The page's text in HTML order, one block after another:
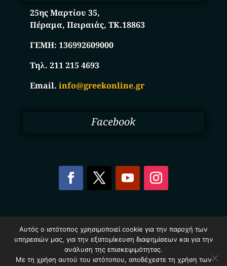
25ης Μαρτίου 35,
Πέραμα, Πειραιάς, ΤΚ.18863
ΓΕΜΗ:136992609000
Τηλ. 211 215 4693
Email.info@greekonline.gr
Facebook
Επιχειρήσεων Ελλάδας – Greekonline.gr. All Rights
Reserved.
Όροι & Προυποθέσεις–Προστασία Προσωπικών
Δεδομένων–Πολιτική Cookies
Αυτός ο ιστότοπος χρησιμοποιεί cookie για την παροχή των
υπηρεσιών μας, για την εξατομίκευση διαφημίσεων και για την
ανάλυση της επισκεψιμότητας.
Με τη χρήση αυτού του ιστότοπου, αποδέχεστε τη χρήση των